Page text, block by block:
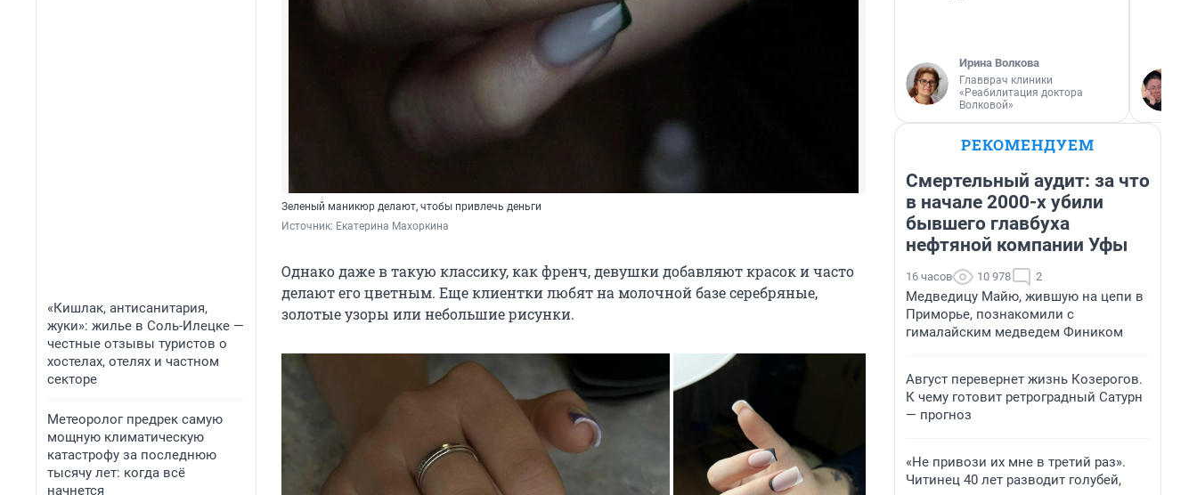
«Кишлак, антисанитария,
жуки»: жилье в Соль-Илецке —
честные отзывы туристов о
хостелах, отелях и частном
секторе
Метеоролог предрек самую
мощную климатическую
катастрофу за последнюю
тысячу лет: когда всё
начнется
Зеленый маникюр делают, чтобы привлечь деньги
Источник: Екатерина Махоркина
Однако даже в такую классику, как френч, девушки добавляют красок и часто
делают его цветным. Еще клиентки любят на молочной базе серебряные,
золотые узоры или небольшие рисунки.
Ирина Волкова
Главврач клиники
«Реабилитация доктора
Волковой»
РЕКОМЕНДУЕМ
Смертельный аудит: за что
в начале 2000-х убили
бывшего главбуха
нефтяной компании Уфы
16 часов 10 978 2
Медведицу Майю, жившую на цепи в
Приморье, познакомили с
гималайским медведем Фиником
Август перевернет жизнь Козерогов.
К чему готовит ретроградный Сатурн
— прогноз
«Не привози их мне в третий раз».
Читинец 40 лет разводит голубей,